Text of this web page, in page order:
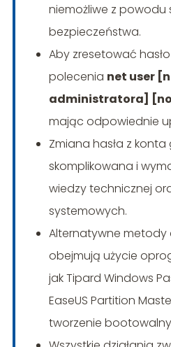
niemożliwe z powodu
bezpieczeństwa.
Aby zresetować
polecenia net user
administratora]
mając odpowiednie
Zmiana hasła z
skomplikowana i
wiedzy technicznej
systemowych.
Alternatywne metody
obejmują użycie
jak Tipard Windows
EaseUS Partition
tworzenie